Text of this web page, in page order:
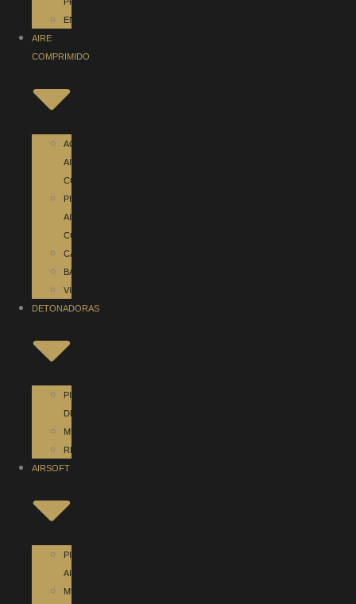
PRODUCTOS
ENTRENAMIENTO
AIRE
COMPRIMIDO
ACCESORIOS
AIRE
COMPRIMIDO
PISTOLAS
AIRE
COMPRIMIDO
CARABINAS
BALINES
VISORES
DETONADORAS
PISTOLAS
DETONADORAS
MUNICIÓN
REVOLVERES
AIRSOFT
PISTOLAS
AIRSOFT
MUNICIÓN